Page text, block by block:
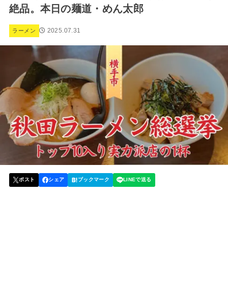
絶品。本日の麺道・めん太郎
ラーメン 2025.07.31